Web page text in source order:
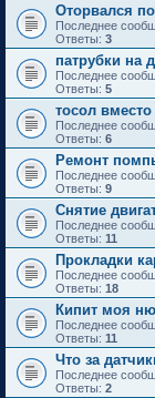
Оторвался
Последнее
Ответы: 3
патрубки на
Последнее
Ответы: 5
тосол
Последнее
Ответы: 6
Ремонт
Последнее
Ответы: 9
Снятие
Последнее
Ответы: 11
Прокладки
Последнее
Ответы: 18
Кипит моя
Последнее
Ответы: 11
Что за
Последнее
Ответы: 2